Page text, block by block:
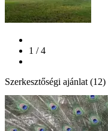
1 / 4
Szerkesztőségi ajánlat (12)